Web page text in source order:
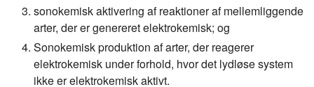
sonokemisk aktivering af reaktioner af mellemliggende
arter, der er genereret elektrokemisk; og
Sonokemisk produktion af arter, der reagerer
elektrokemisk under forhold, hvor det lydløse system
ikke er elektrokemisk aktivt.